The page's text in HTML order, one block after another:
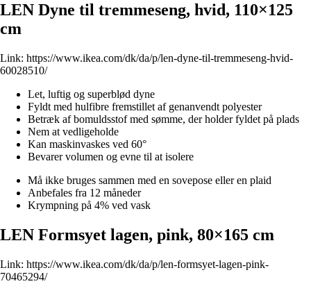
LEN Dyne til tremmeseng, hvid, 110×125
cm
Link: https://www.ikea.com/dk/da/p/len-dyne-til-tremmeseng-hvid-
60028510/
Let, luftig og superblød dyne
Fyldt med hulfibre fremstillet af genanvendt polyester
Betræk af bomuldsstof med sømme, der holder fyldet på plads
Nem at vedligeholde
Kan maskinvaskes ved 60°
Bevarer volumen og evne til at isolere
Må ikke bruges sammen med en sovepose eller en plaid
Anbefales fra 12 måneder
Krympning på 4% ved vask
LEN Formsyet lagen, pink, 80×165 cm
Link: https://www.ikea.com/dk/da/p/len-formsyet-lagen-pink-
70465294/